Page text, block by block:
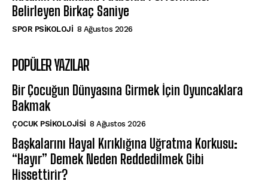
Belirleyen Birkaç Saniye
SPOR PSIKOLOJI 8 Ağustos 2026
POPÜLER YAZILAR
Bir Çocuğun Dünyasına Girmek İçin Oyuncaklara
Bakmak
ÇOCUK PSIKOLOJISI 8 Ağustos 2026
Başkalarını Hayal Kırıklığına Uğratma Korkusu:
“Hayır” Demek Neden Reddedilmek Gibi
Hissettirir?